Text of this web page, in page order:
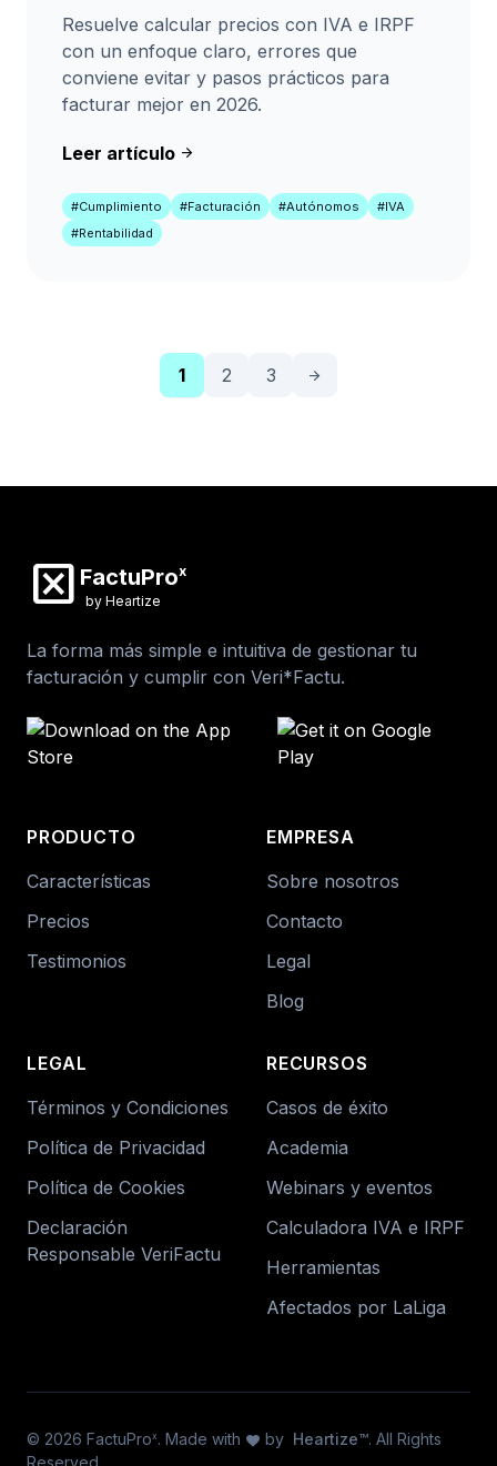
Resuelve calcular precios con IVA e IRPF
con un enfoque claro, errores que
conviene evitar y pasos prácticos para
facturar mejor en 2026.
Leer artículo arrow_forward
#Cumplimiento #Facturación #Autónomos
#IVA
#Rentabilidad
1 2 3 arrow_forward
disabled_by_default FactuProx
by Heartize
La forma más simple e intuitiva de gestionar tu
facturación y cumplir con Veri*Factu.
PRODUCTO
Características
Precios
Testimonios
EMPRESA
Sobre nosotros
Contacto
Legal
Blog
LEGAL
Términos y Condiciones
Política de Privacidad
Política de Cookies
Declaración
Responsable VeriFactu
RECURSOS
Casos de éxito
Academia
Webinars y eventos
Calculadora IVA e IRPF
Herramientas
Afectados por LaLiga
© 2026 FactuProx . Made with favorite by Heartize™. All Rights